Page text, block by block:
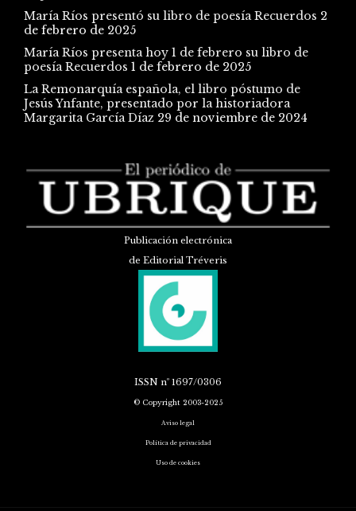
María Ríos presentó su libro de poesía Recuerdos 2
de febrero de 2025
María Ríos presenta hoy 1 de febrero su libro de
poesía Recuerdos 1 de febrero de 2025
La Remonarquía española, el libro póstumo de
Jesús Ynfante, presentado por la historiadora
Margarita García Díaz 29 de noviembre de 2024
Publicación electrónica
de Editorial Tréveris
ISSN nº 1697/0306
© Copyright 2003-2025
Aviso legal
Política de privacidad
Uso de cookies